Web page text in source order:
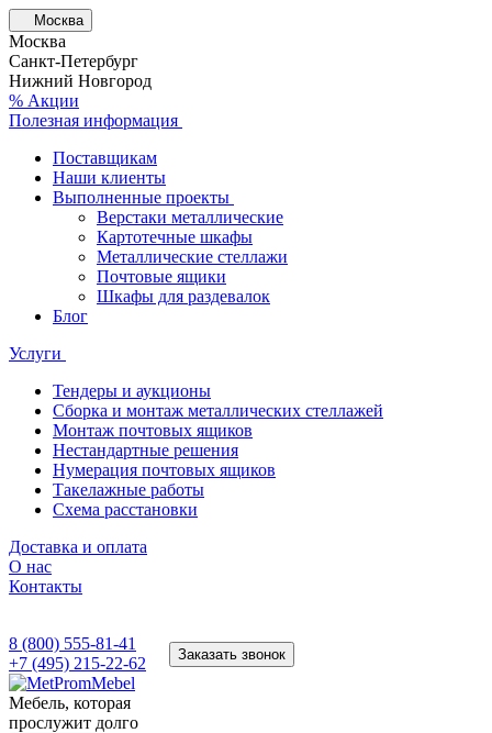
Москва
Москва
Санкт-Петербург
Нижний Новгород
% Акции
Полезная информация
Поставщикам
Наши клиенты
Выполненные проекты
Верстаки металлические
Картотечные шкафы
Металлические стеллажи
Почтовые ящики
Шкафы для раздевалок
Блог
Услуги
Тендеры и аукционы
Сборка и монтаж металлических стеллажей
Монтаж почтовых ящиков
Нестандартные решения
Нумерация почтовых ящиков
Такелажные работы
Схема расстановки
Доставка и оплата
О нас
Контакты
8 (800) 555-81-41
+7 (495) 215-22-62
Заказать звонок
Мебель, которая
прослужит долго